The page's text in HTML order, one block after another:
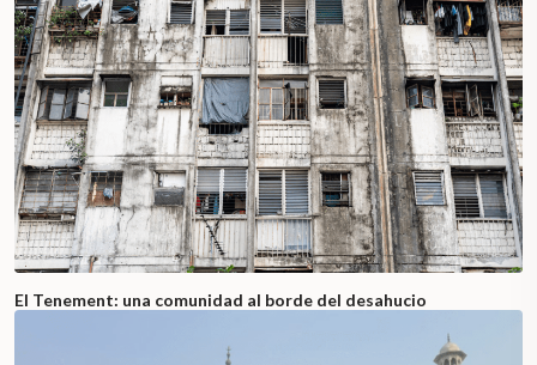
El Tenement: una comunidad al borde del desahucio